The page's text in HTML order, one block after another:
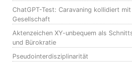
ChatGPT-Test: Caravaning kollidiert
Gesellschaft
Aktenzeichen XY-unbequem als
und Bürokratie
Pseudointerdisziplinarität